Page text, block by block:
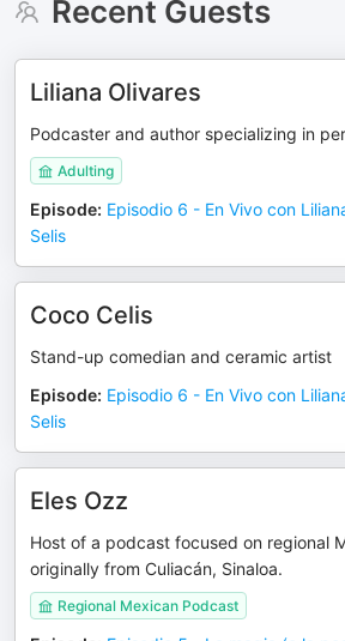
Recent Guests
Liliana Olivares
Podcaster and author specializing in
Adulting
Episode: Episodio 6 - En Vivo con
Selis
Coco Celis
Stand-up comedian and ceramic artist
Episode: Episodio 6 - En Vivo con
Selis
Eles Ozz
Host of a podcast focused on regional
originally from Culiacán, Sinaloa.
Regional Mexican Podcast